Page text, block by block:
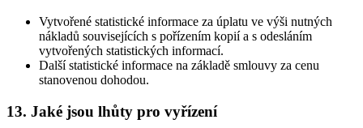
Vytvořené statistické informace za úplatu ve výši nutných
nákladů souvisejících s pořízením kopií a s odesláním
vytvořených statistických informací.
Další statistické informace na základě smlouvy za cenu
stanovenou dohodou.
13. Jaké jsou lhůty pro vyřízení